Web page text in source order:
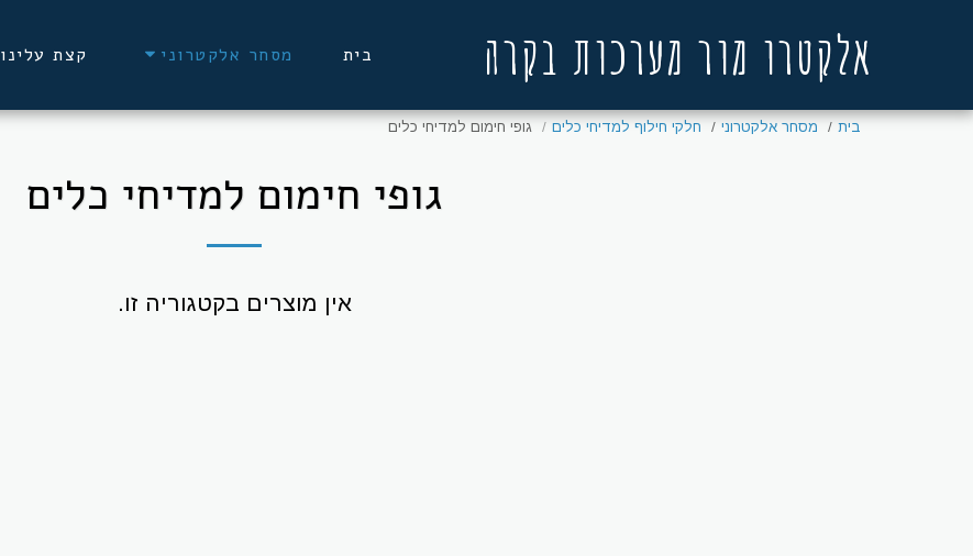
אלקטרו מור מערכות בקרה בית מסחר אלקטרוני קצת עלינו
בית מסחר אלקטרוני חלקי חילוף למדיחי כלים גופי חימום למדיחי כלים
גופי חימום למדיחי כלים
אין מוצרים בקטגוריה זו.